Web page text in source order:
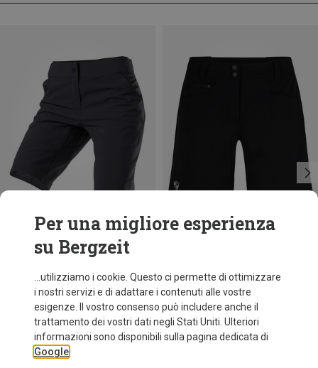
Risparmi 26%
Per una migliore esperienza
su Bergzeit
...utilizziamo i cookie. Questo ci permette di ottimizzare
i nostri servizi e di adattare i contenuti alle vostre
esigenze. Il vostro consenso può includere anche il
trattamento dei vostri dati negli Stati Uniti. Ulteriori
informazioni sono disponibili sulla pagina dedicata di
Google